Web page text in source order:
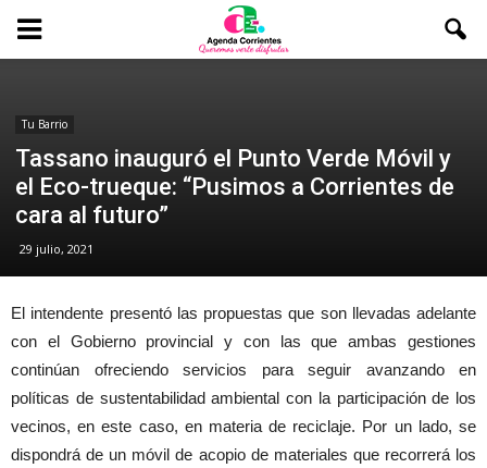
Tu Barrio
Tassano inauguró el Punto Verde Móvil y
el Eco-trueque: “Pusimos a Corrientes de
cara al futuro”
29 julio, 2021
El intendente presentó las propuestas que son llevadas adelante
con el Gobierno provincial y con las que ambas gestiones
continúan ofreciendo servicios para seguir avanzando en
políticas de sustentabilidad ambiental con la participación de los
vecinos, en este caso, en materia de reciclaje. Por un lado, se
dispondrá de un móvil de acopio de materiales que recorrerá los